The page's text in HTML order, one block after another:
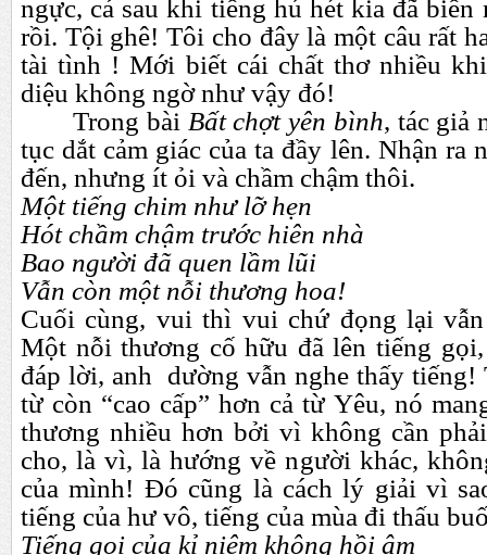
ngực, cả sau khi tiếng hú hét kia đã
rồi. Tội ghê! Tôi cho đây là một câu rất
tài tình ! Mới biết cái chất thơ nhiều
diệu không ngờ như vậy đó!
Trong bài Bất chợt yên bình, tác giả
tục dắt cảm giác của ta đầy lên. Nhận ra
đến, nhưng ít ỏi và chầm chậm thôi.
Một tiếng chim như lỡ hẹn
Hót chầm chậm trước hiên nhà
Bao người đã quen lầm lũi
Vẫn còn một nỗi thương hoa!
Cuối cùng, vui thì vui chứ đọng lại
Một nỗi thương cố hữu đã lên tiếng
đáp lời, anh dường vẫn nghe thấy
từ còn “cao cấp” hơn cả từ Yêu, nó
thương nhiều hơn bởi vì không cần
cho, là vì, là hướng về người khác,
của mình! Đó cũng là cách lý giải vì
tiếng của hư vô, tiếng của mùa đi thấu
Tiếng gọi của kỉ niệm không hồi âm